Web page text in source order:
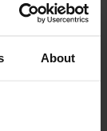
AboutCopie